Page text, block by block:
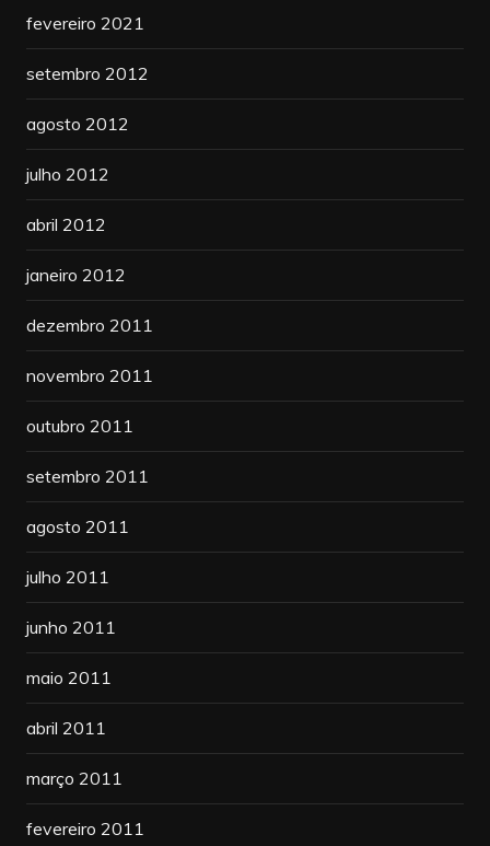
fevereiro 2021
setembro 2012
agosto 2012
julho 2012
abril 2012
janeiro 2012
dezembro 2011
novembro 2011
outubro 2011
setembro 2011
agosto 2011
julho 2011
junho 2011
maio 2011
abril 2011
março 2011
fevereiro 2011